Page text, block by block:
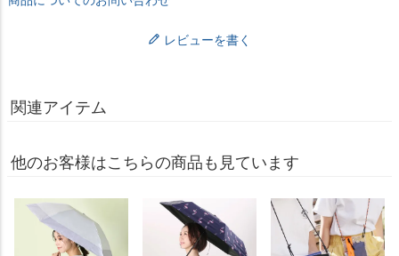
レビューを書く
関連アイテム
他のお客様はこちらの商品も見ています